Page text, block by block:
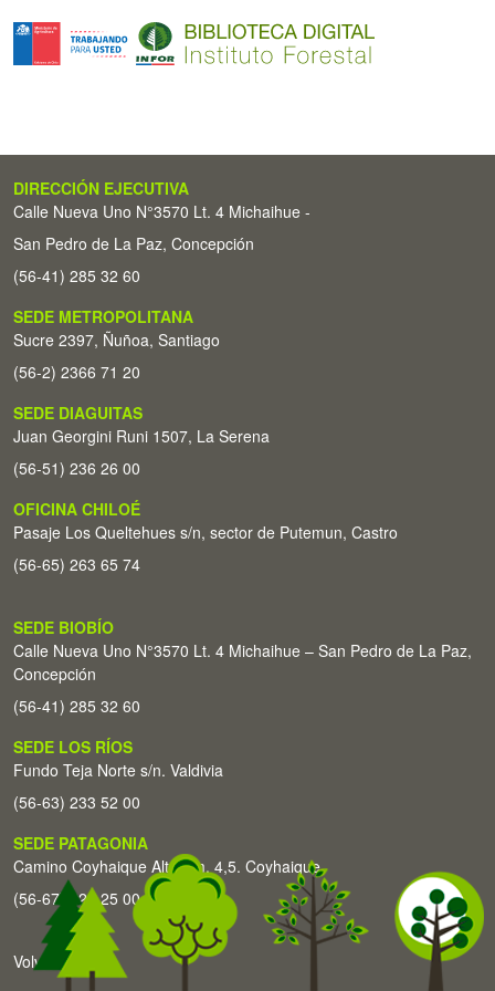
DIRECCIÓN EJECUTIVA
Calle Nueva Uno N°3570 Lt. 4 Michaihue -
San Pedro de La Paz, Concepción
(56-41) 285 32 60
SEDE METROPOLITANA
Sucre 2397, Ñuñoa, Santiago
(56-2) 2366 71 20
SEDE DIAGUITAS
Juan Georgini Runi 1507, La Serena
(56-51) 236 26 00
OFICINA CHILOÉ
Pasaje Los Queltehues s/n, sector de Putemun, Castro
(56-65) 263 65 74
SEDE BIOBÍO
Calle Nueva Uno N°3570 Lt. 4 Michaihue – San Pedro de La Paz,
Concepción
(56-41) 285 32 60
SEDE LOS RÍOS
Fundo Teja Norte s/n. Valdivia
(56-63) 233 52 00
SEDE PATAGONIA
Camino Coyhaique Alto Km. 4,5. Coyhaique
(56-67) 226 25 00
Volver arriba